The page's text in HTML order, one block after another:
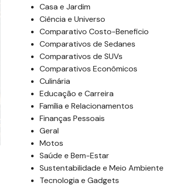
Casa e Jardim
Ciência e Universo
Comparativo Costo-Beneficio
Comparativos de Sedanes
Comparativos de SUVs
Comparativos Econômicos
Culinária
Educação e Carreira
Família e Relacionamentos
Finanças Pessoais
Geral
Motos
Saúde e Bem-Estar
Sustentabilidade e Meio Ambiente
Tecnologia e Gadgets